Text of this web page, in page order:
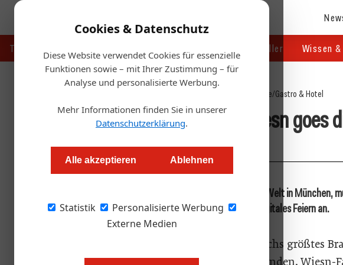
Cookies & Datenschutz
Diese Website verwendet Cookies für essenzielle
Funktionen sowie – mit Ihrer Zustimmung – für
Analyse und personalisierte Werbung.
Mehr Informationen finden Sie in unserer
Datenschutzerklärung.
Alle akzeptieren Ablehnen
Statistik
Personalisierte Werbung
Externe Medien
Touristik Handel & Hersteller Wissen
Startseite/Gastro & Hotel
Wiener Wiesn goes
Redaktion
Nach der Absage des größten Volksfestes der Welt in München,
Segel streichen. Als "Ersatz" bitet man jetzt digitales Feiern an.
Im 10. Jubiläumsjahr wird „Österreichs größtes
das Fest der Betreiber) digital stattfinden. Wiesn-